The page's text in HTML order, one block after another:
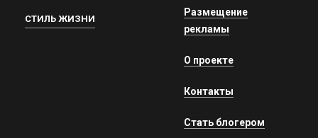
СТИЛЬ ЖИЗНИ
Размещение
рекламы
О проекте
Контакты
Стать блогером